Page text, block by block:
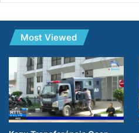
Most Viewed